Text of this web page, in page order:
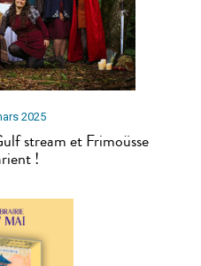
2025
stream et Frimoüsse
!